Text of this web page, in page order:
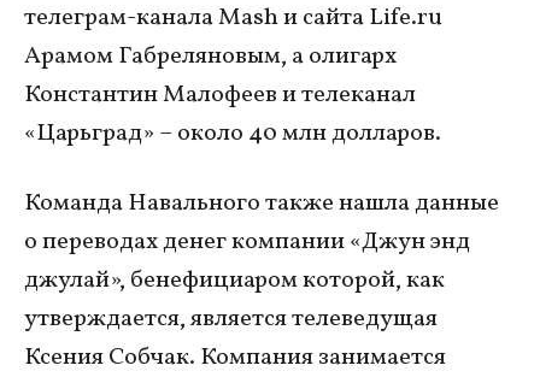
телеграм-канала Mash и сайта Life.ru
Арамом Габреляновым, а олигарх
Константин Малофеев и телеканал
«Царьград» – около 40 млн долларов.
Команда Навального также нашла данные
о переводах денег компании «Джун энд
джулай», бенефициаром которой, как
утверждается, является телеведущая
Ксения Собчак. Компания занимается